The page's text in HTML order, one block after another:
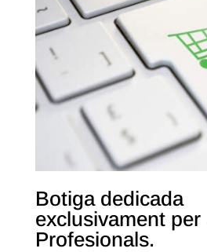
Botiga dedicada
exclusivament per
Profesionals.